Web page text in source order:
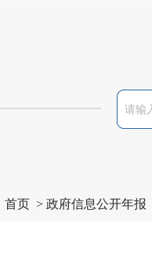
首页 > 政府信息公开年报